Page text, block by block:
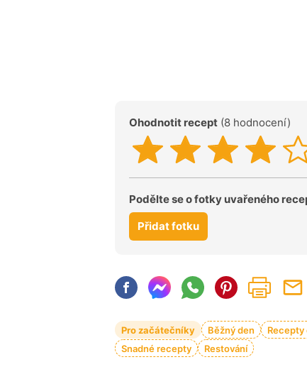
Ohodnotit recept (8 hodnocení)
Podělte se o fotky uvařeného
Přidat fotku
Pro začátečníky Běžný den
Snadné recepty
Restování